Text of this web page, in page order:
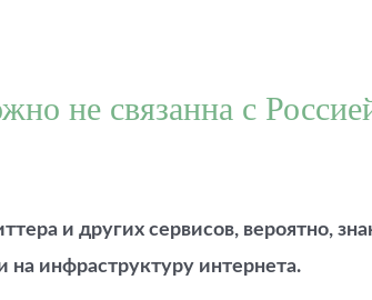
не связанна с
и других сервисов, вероятно,
на инфраструктуру интернета.